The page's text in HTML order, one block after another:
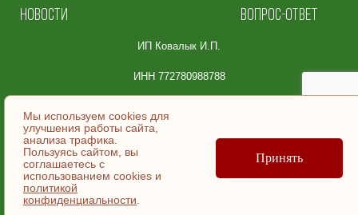
НОВОСТИ
ВОПРОС-ОТВЕТ
ИП Ковалык И.П.
ИНН 772780988788
105064, Москва
ул. Земляной Вал, д.36, эт/помещ 5/ | №9.
Согласие на обработку персональных данных
Мы используем cookies для
улучшения работы сайта,
анализа трафика.
Пользуясь сайтом, вы
соглашаетесь c
использованием cookies и
политикой
конфиденциальности
Принять